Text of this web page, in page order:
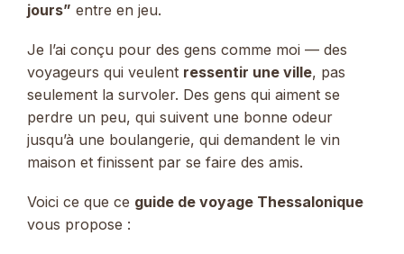
jours” entre en jeu.
Je l’ai conçu pour des gens comme moi — des
voyageurs qui veulent ressentir une ville, pas
seulement la survoler. Des gens qui aiment se
perdre un peu, qui suivent une bonne odeur
jusqu’à une boulangerie, qui demandent le vin
maison et finissent par se faire des amis.
Voici ce que ce guide de voyage Thessalonique
vous propose :